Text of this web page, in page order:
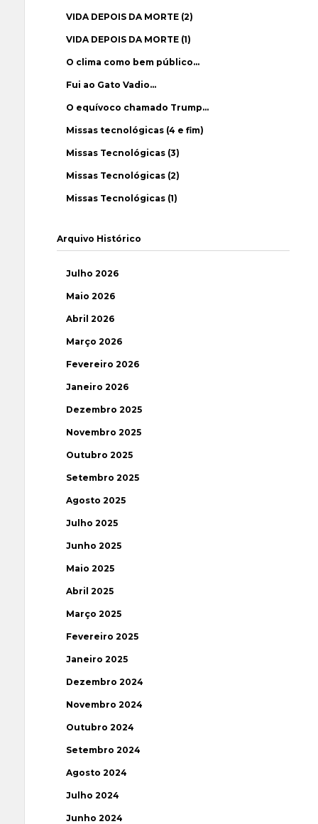
VIDA DEPOIS DA MORTE (2)
VIDA DEPOIS DA MORTE (1)
O clima como bem público…
Fui ao Gato Vadio…
O equívoco chamado Trump…
Missas tecnológicas (4 e fim)
Missas Tecnológicas (3)
Missas Tecnológicas (2)
Missas Tecnológicas (1)
Arquivo Histórico
Julho 2026
Maio 2026
Abril 2026
Março 2026
Fevereiro 2026
Janeiro 2026
Dezembro 2025
Novembro 2025
Outubro 2025
Setembro 2025
Agosto 2025
Julho 2025
Junho 2025
Maio 2025
Abril 2025
Março 2025
Fevereiro 2025
Janeiro 2025
Dezembro 2024
Novembro 2024
Outubro 2024
Setembro 2024
Agosto 2024
Julho 2024
Junho 2024